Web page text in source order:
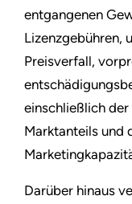
entgangenen
Lizenzgebühren,
Preisverfall,
einschließlich
Marktanteils und
Darüber hinaus